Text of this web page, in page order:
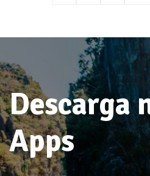
Descarga
Apps